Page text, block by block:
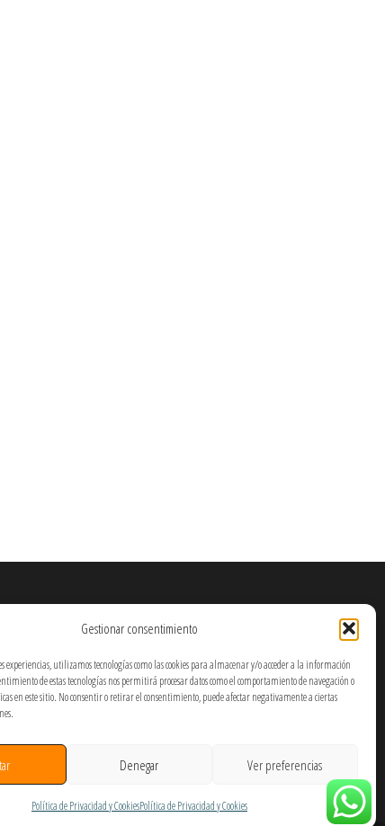
Gestionar consentimiento
experiencias, utilizamos tecnologías como las cookies para almacenar y/o acceder a la información
de estas tecnologías nos permitirá procesar datos como el comportamiento de navegación o
en este sitio. No consentir o retirar el consentimiento, puede afectar negativamente a ciertas
Denegar Ver preferencias
Política de Privacidad y CookiesPolítica de Privacidad y Cookies